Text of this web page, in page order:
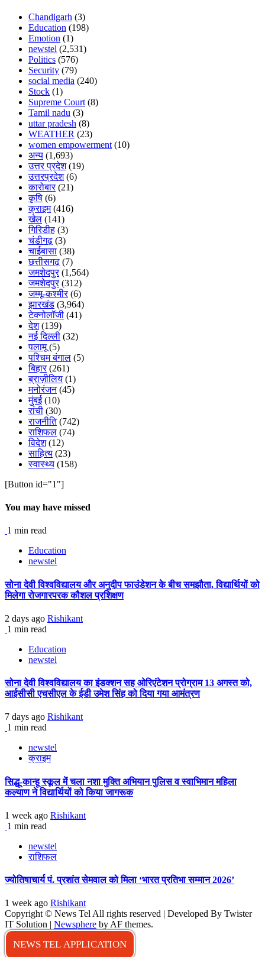
Chandigarh (3)
Education (198)
Emotion (1)
newstel (2,531)
Politics (576)
Security (79)
social media (240)
Stock (1)
Supreme Court (8)
Tamil nadu (3)
uttar pradesh (8)
WEATHER (23)
women empowerment (10)
अन्य (1,693)
उत्तर प्रदेश(19)
उत्तरप्रदेश(6)
कारोबार(21)
कृषि (6)
क्राइम(416)
खेल (141)
गिरिडीह (3)
चंडीगढ़ (3)
चाईबासा (38)
छत्तीसगढ़ (7)
जमशेदपुर(1,564)
जमशेदपुर(312)
जम्मू-कश्मीर(6)
झारखंड (3,964)
टेक्नोलॉजी (41)
देश(139)
नई दिल्ली (32)
पलामू(5)
पश्चिम बंगाल (5)
बिहार(261)
ब्राज़ीलिय (1)
मनोरंजन(45)
मुंबई(10)
रांची (30)
राजनीति(742)
राशिफल (74)
विदेश(12)
साहित्य (23)
स्वास्थ्य (158)
[Button id="1"]
You may have missed
1 min read
Education
newstel
सोना देवी विश्वविद्यालय और अनुदीप फाउंडेशन के बीच समझौता, विद्यार्थियों को
मिलेगा रोजगारपरक कौशल प्रशिक्षण
2 days ago Rishikant
1 min read
Education
newstel
सोना देवी विश्वविद्यालय का इंडक्शन सह ओरिएंटेशन प्रोग्राम 13 अगस्त को,
आईसीसी एचसीएल के ईडी उमेश सिंह को दिया गया आमंत्रण
7 days ago Rishikant
1 min read
newstel
क्राइम
सिद्धू-कान्हू स्कूल में चला नशा मुक्ति अभियान पुलिस व स्वाभिमान महिला
कल्याण ने विद्यार्थियों को किया जागरूक
1 week ago Rishikant
1 min read
newstel
राशिफल
ज्योतिषाचार्य पं. प्रशांत सेमवाल को मिला ‘भारत प्रतिभा सम्मान 2026’
1 week ago Rishikant
Copyright © News Tel All rights reserved | Developed By Twister
IT Solution
Newsphere by AF themes.
NEWS TEL APPLICATION